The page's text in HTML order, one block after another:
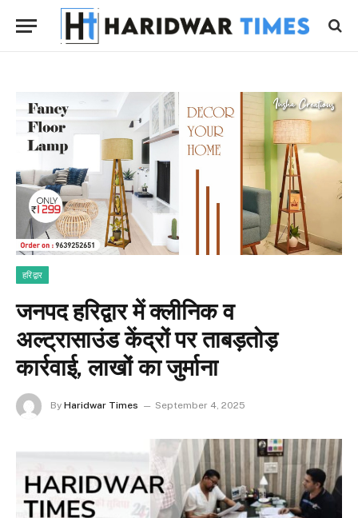
हरिद्वार
जनपद हरिद्वार में क्लीनिक व
अल्ट्रासाउंड केंद्रों पर ताबड़तोड़
कार्रवाई, लाखों का जुर्माना
By Haridwar Times September 4, 2025